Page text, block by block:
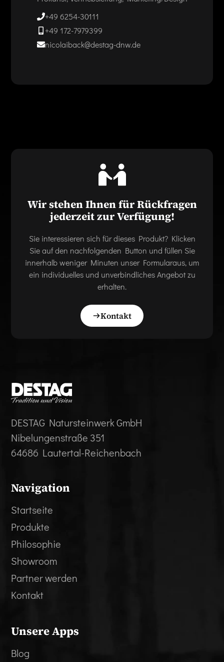
+49 6254-30111
+49 172-7979399
nicolaiback@destag-dnw.de
Wir stehen Ihnen für Rückfragen
jederzeit zur Verfügung!
Sie interessieren sich für dieses Produkt? Klicken
Sie auf den nachfolgenden Button und füllen Sie
innerhalb weniger Minuten unser Formularaus, um
ein individuelles und unverbindliches Angebot zu
erhalten.
Kontakt
DESTAG Natursteinwerk GmbH
Nibelungenstraße 351
64686 Lautertal-Reichenbach
Navigation
Startseite
Produkte
Philosophie
Showroom
Partner werden
Kontakt
Unsere Apps
Blog